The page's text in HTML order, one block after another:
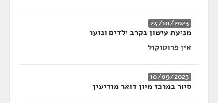
24/10/2023
מניעת עישון בקרב ילדים ונוער
אין פרוטוקול
10/09/2023
סיור במרכז מיון דואר מודיעין